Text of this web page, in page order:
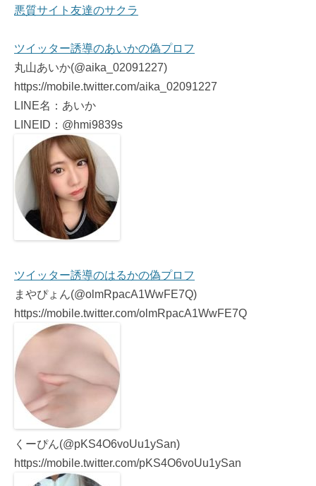
悪質サイト友達のサクラ
ツイッター誘導のあいかの偽プロフ
丸山あいか(@aika_02091227)
https://mobile.twitter.com/aika_02091227
LINE名：あいか
LINEID：@hmi9839s
ツイッター誘導のはるかの偽プロフ
まやぴょん(@olmRpacA1WwFE7Q)
https://mobile.twitter.com/olmRpacA1WwFE7Q
くーぴん(@pKS4O6voUu1ySan)
https://mobile.twitter.com/pKS4O6voUu1ySan